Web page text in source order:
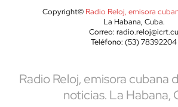
Copyright© Radio Reloj, emisora
La Habana, Cuba.
Correo: radio.reloj@icrt.cu
Teléfono: (53) 78392204
Radio Reloj, emisora cubana
noticias. La Habana,